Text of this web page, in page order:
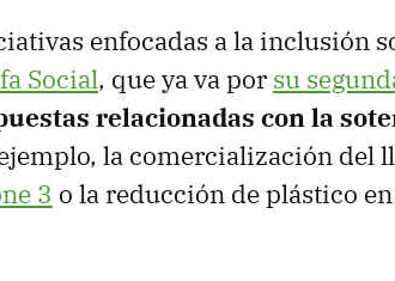
enfocadas a la inclusión
Social, que ya va por su
relacionadas con la
la comercialización del
3 o la reducción de plástico